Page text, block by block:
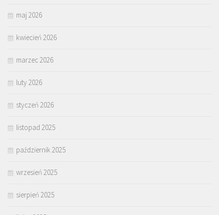
maj 2026
kwiecień 2026
marzec 2026
luty 2026
styczeń 2026
listopad 2025
październik 2025
wrzesień 2025
sierpień 2025